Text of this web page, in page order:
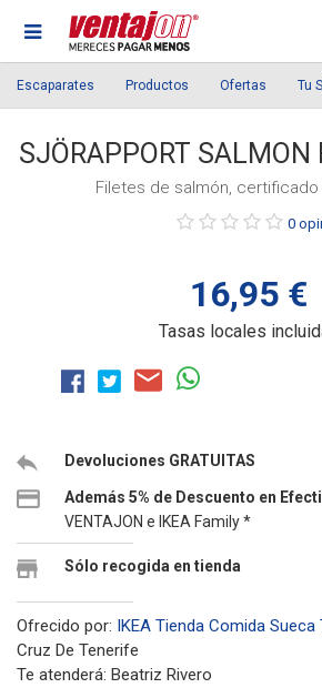
Escaparates Productos Ofertas Tu
SJÖRAPPORT SALMON
Filetes de salmón, certificado
0
16,95 €
Tasas locales
Devoluciones GRATUITAS
Además 5% de Descuento en
VENTAJON e IKEA Family *
Sólo recogida en tienda
Ofrecido por: IKEA Tienda Comida Sueca
Cruz De Tenerife
Te atenderá: Beatriz Rivero